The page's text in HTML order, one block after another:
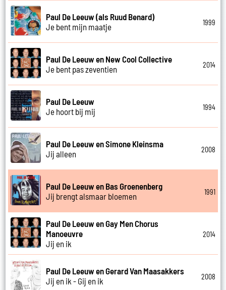
Paul De Leeuw (als Ruud Benard)
Je bent mijn maatje
1999
Paul De Leeuw en New Cool Collective
Je bent pas zeventien
2014
Paul De Leeuw
Je hoort bij mij
1994
Paul De Leeuw en Simone Kleinsma
Jij alleen
2008
Paul De Leeuw en Bas Groenenberg
Jij brengt alsmaar bloemen
1991
Paul De Leeuw en Gay Men Chorus
Manoeuvre
Jij en ik
2014
Paul De Leeuw en Gerard Van Maasakkers
Jij en ik - Gij en ik
2008